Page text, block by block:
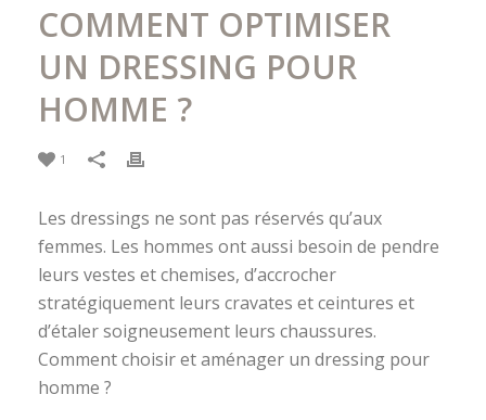
COMMENT OPTIMISER
UN DRESSING POUR
HOMME ?
1
Les dressings ne sont pas réservés qu’aux
femmes. Les hommes ont aussi besoin de pendre
leurs vestes et chemises, d’accrocher
stratégiquement leurs cravates et ceintures et
d’étaler soigneusement leurs chaussures.
Comment choisir et aménager un dressing pour
homme ?